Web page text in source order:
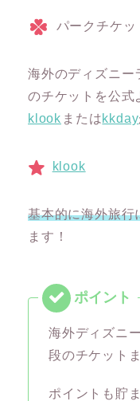
パークチケッ
海外のディズニー
のチケットを公式
klook またはkkday
klook
基本的に海外旅
ます！
海外ディズニ
段のチケット
ポイントも貯